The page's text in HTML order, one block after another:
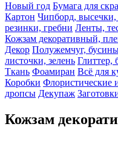
Новый год Бумага для
Картон Чипборд, высечки,
резинки, гребни Ленты,
Кожзам декоративный,
Декор Полужемчуг,
листочки, зелень Глиттер,
Ткань Фоамиран Всё для
Коробки Флористические
дропсы Декупаж
Кожзам